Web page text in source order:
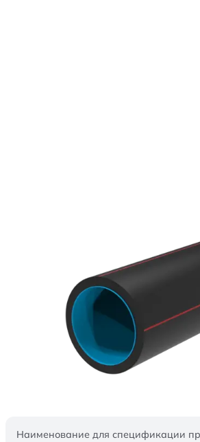
Наименование для спецификации